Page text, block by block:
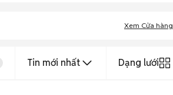
Xem Cửa hàng
Tin mới nhất Dạng lưới